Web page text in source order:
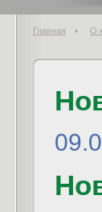
Главная О